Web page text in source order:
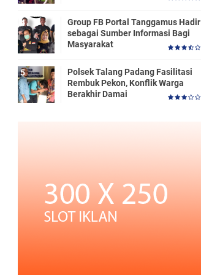
Group FB Portal Tanggamus Hadir
sebagai Sumber Informasi Bagi
Masyarakat
Polsek Talang Padang Fasilitasi
Rembuk Pekon, Konflik Warga
Berakhir Damai